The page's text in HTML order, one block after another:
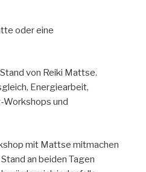
oder eine
von Reiki Mattse.
Energiearbeit,
Workshops und
mit Mattse mitmachen
an beiden Tagen